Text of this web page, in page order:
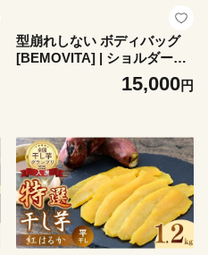
型崩れしない ボディバッグ
[BEMOVITA] | ショルダーバ
ッグ 軽量 大容量 撥水 ボディ
バッグ 斜めがけ バッグ ウエ
茨城県 龍ケ崎市
15,000円